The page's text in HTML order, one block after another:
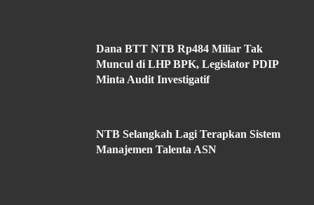
Dana BTT NTB Rp484 Miliar Tak
Muncul di LHP BPK, Legislator PDIP
Minta Audit Investigatif
NTB Selangkah Lagi Terapkan Sistem
Manajemen Talenta ASN